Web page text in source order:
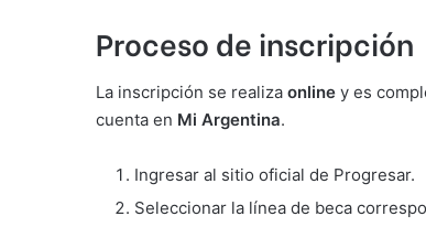
Proceso de inscripción
La inscripción se realiza online y es
cuenta en Mi Argentina.
Ingresar al sitio oficial de Progresar.
Seleccionar la línea de beca